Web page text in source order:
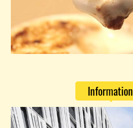
Information